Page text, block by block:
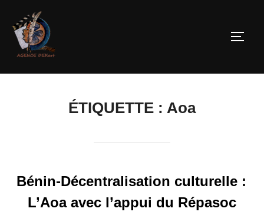
ÉTIQUETTE : Aoa
Bénin-Décentralisation culturelle :
L’Aoa avec l’appui du Répasoc